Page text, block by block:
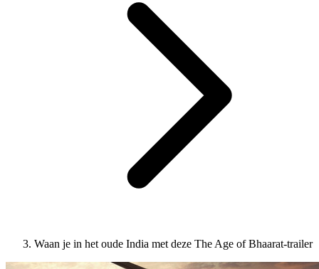
Waan je in het oude India met deze The Age of Bhaarat-trailer